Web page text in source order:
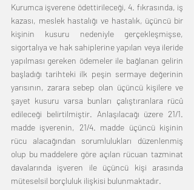
Kurumca işverene ödettirileceği, 4. fıkrasında, iş
kazası, meslek hastalığı ve hastalık, üçüncü bir
kişinin kusuru nedeniyle gerçekleşmişse,
sigortalıya ve hak sahiplerine yapılan veya ileride
yapılması gereken ödemeler ile bağlanan gelirin
başladığı tarihteki ilk peşin sermaye değerinin
yarısının, zarara sebep olan üçüncü kişilere ve
şayet kusuru varsa bunları çalıştıranlara rücû
edileceği belirtilmiştir. Anlaşılacağı üzere 21/1.
madde işverenin, 21/4. madde üçüncü kişinin
rücu alacağından sorumlulukları düzenlenmiş
olup bu maddelere göre açılan rücuan tazminat
davalarında işveren ile üçüncü kişi arasında
müteselsil borçluluk ilişkisi bulunmaktadır.